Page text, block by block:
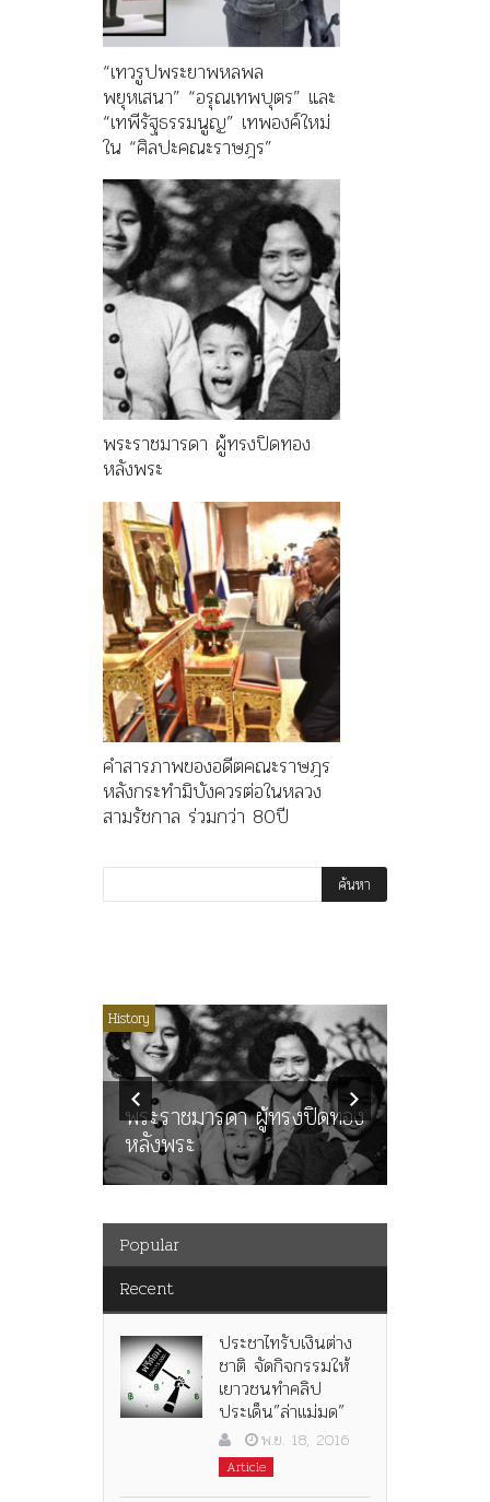
“เทวรูปพระยาพหลพล
พยุหเสนา” “อรุณเทพบุตร” และ
“เทพีรัฐธรรมนูญ” เทพองค์ใหม่
ใน “ศิลปะคณะราษฎร”
พระราชมารดา ผู้ทรงปิดทอง
หลังพระ
คำสารภาพของอดีตคณะราษฎร
หลังกระทำมิบังควรต่อในหลวง
สามรัชกาล ร่วมกว่า 80ปี
History
พระราชมารดา ผู้ทรงปิดทอง
หลังพระ
Popular
Recent
ประชาไทรับเงินต่าง
ชาติ จัดกิจกรรมให้
เยาวชนทำคลิป
ประเด็น”ล่าแม่มด”
พ.ย. 18, 2016
Article